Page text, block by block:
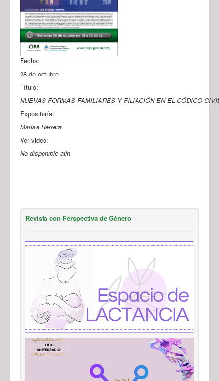
Fecha:
28 de octubre
Título:
NUEVAS FORMAS FAMILIARES Y FILIACIÓN EN EL CÓDIGO
Expositor/a:
Marisa Herrera
Ver video:
No disponible aún
Revista con Perspectiva de Género